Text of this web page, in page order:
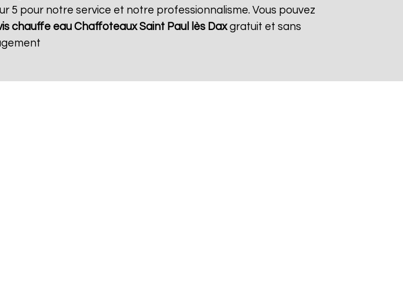
5 pour notre service et notre professionnalisme. Vous pouvez
chauffe eau Chaffoteaux Saint Paul lès Daxgratuit et sans